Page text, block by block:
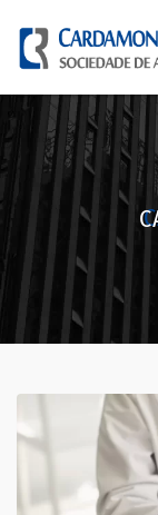
Pular
para
o
conteúdo